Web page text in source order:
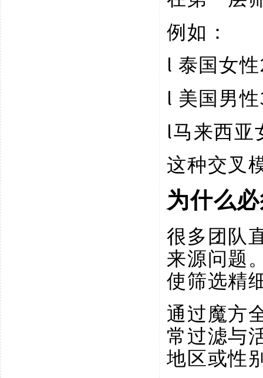
例如：
l 泰国女性
l 美国男性
l马来西亚
这种交叉
为什么
很多团队
来源问题
使筛选精
通过魔方
常过滤与
地区或性